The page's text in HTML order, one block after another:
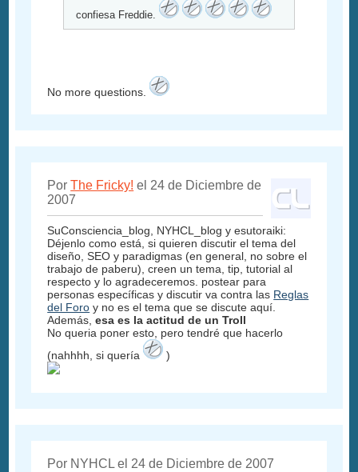
confiesa Freddie.
No more questions.
PorThe Fricky! el 24 de Diciembre de
2007
SuConsciencia_blog, NYHCL_blog y esutoraiki:
Déjenlo como está, si quieren discutir el tema del
diseño, SEO y paradigmas (en general, no sobre el
trabajo de paberu), creen un tema, tip, tutorial al
respecto y lo agradeceremos. postear para
personas específicas y discutir va contra las Reglas
del Foro y no es el tema que se discute aquí.
Además,esa es la actitud de un Troll
No queria poner esto, pero tendré que hacerlo
(nahhhh, si quería
)
Por NYHCL el 24 de Diciembre de 2007